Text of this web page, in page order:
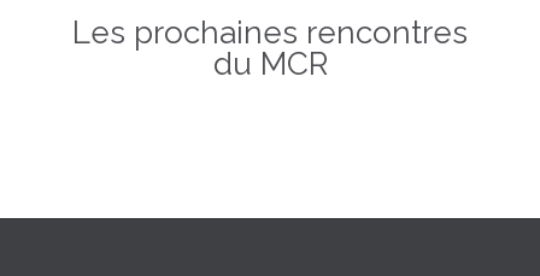
Les prochaines rencontres
du MCR